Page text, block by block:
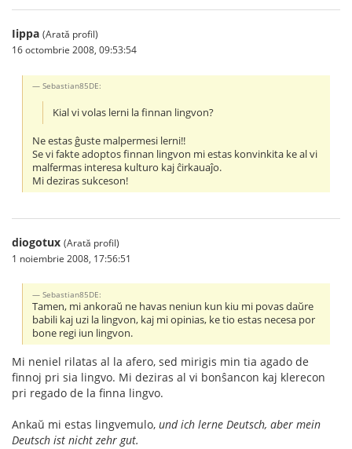
Iippa (Arată profil)
16 octombrie 2008, 09:53:54
Sebastian85DE:
Kial vi volas lerni la finnan lingvon?
Ne estas ĝuste malpermesi lerni!!
Se vi fakte adoptos finnan lingvon mi estas konvinkita ke al vi
malfermas interesa kulturo kaj ĉirkauaĵo.
Mi deziras sukceson!
diogotux (Arată profil)
1 noiembrie 2008, 17:56:51
Sebastian85DE:
Tamen, mi ankoraŭ ne havas neniun kun kiu mi povas daŭre
babili kaj uzi la lingvon, kaj mi opinias, ke tio estas necesa por
bone regi iun lingvon.
Mi neniel rilatas al la afero, sed mirigis min tia agado de
finnoj pri sia lingvo. Mi deziras al vi bonŝancon kaj klerecon
pri regado de la finna lingvo.
Ankaŭ mi estas lingvemulo, und ich lerne Deutsch, aber mein
Deutsch ist nicht zehr gut.